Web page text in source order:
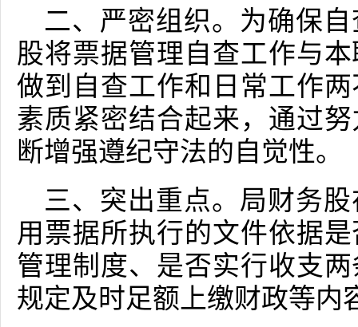
二、严密组织。为确保
股将票据管理自查工作与
做到自查工作和日常工作
素质紧密结合起来，通过
断增强遵纪守法的自觉性。
三、突出重点。局财务
用票据所执行的文件依据
管理制度、是否实行收支
规定及时足额上缴财政等内